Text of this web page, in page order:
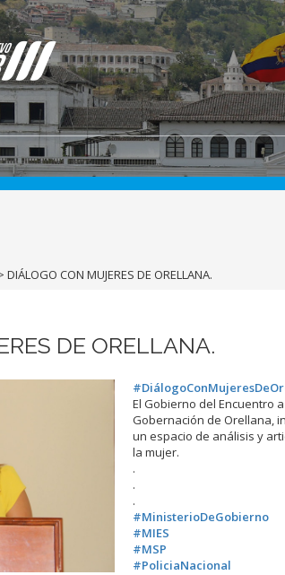
DIÁLOGO CON MUJERES DE ORELLANA.
DE ORELLANA.
El Gobierno del Encuentro
Gobernación de Orellana,
un espacio de análisis y
la mujer.
.
.
.
#MinisterioDeGobierno
#MIES
#MSP
#PoliciaNacional